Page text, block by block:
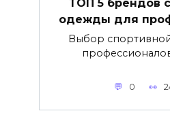
ТОП 5 брендов
одежды для
Выбор
0